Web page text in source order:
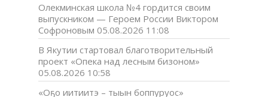
Олекминская школа №4 гордится своим
выпускником — Героем России Виктором
Софроновым 05.08.2026 11:08
В Якутии стартовал благотворительный
проект «Опека над лесным бизоном»
05.08.2026 10:58
«Оҕо иитиитэ – тыын боппуруос»